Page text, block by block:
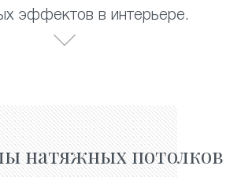
эффектов в интерьере.
натяжных потолков